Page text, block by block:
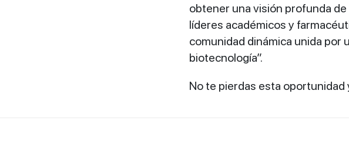
obtener una visión profunda
líderes académicos y
comunidad dinámica unida por
biotecnología”.
No te pierdas esta oportunidad